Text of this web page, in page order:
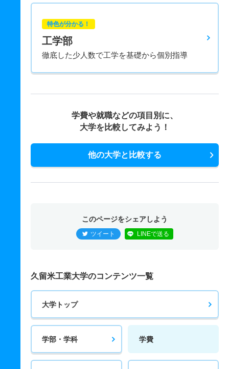
特色が分かる！
工学部
徹底した少人数で工学を基礎から個別指導
学費や就職などの項目別に、
大学を比較してみよう！
他の大学と比較する
このページをシェアしよう
ツイート LINEで送る
久留米工業大学のコンテンツ一覧
大学トップ
学部・学科 学費